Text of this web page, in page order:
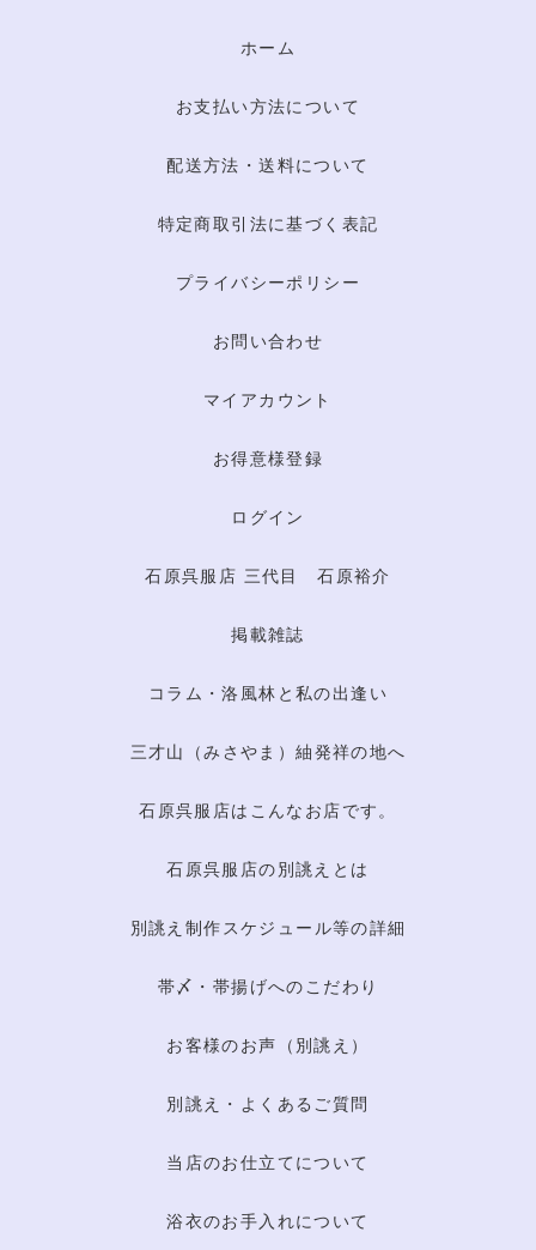
ホーム
お支払い方法について
配送方法・送料について
特定商取引法に基づく表記
プライバシーポリシー
お問い合わせ
マイアカウント
お得意様登録
ログイン
石原呉服店 三代目 石原裕介
掲載雑誌
コラム・洛風林と私の出逢い
三才山（みさやま）紬発祥の地へ
石原呉服店はこんなお店です。
石原呉服店の別誂えとは
別誂え制作スケジュール等の詳細
帯〆・帯揚げへのこだわり
お客様のお声（別誂え）
別誂え・よくあるご質問
当店のお仕立てについて
浴衣のお手入れについて